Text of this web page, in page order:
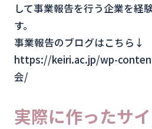
して事業報告を行う企業を経
す。
事業報告のブログはこちら↓
https://keiri.ac.jp/wp-
会/
実際に作ったサ